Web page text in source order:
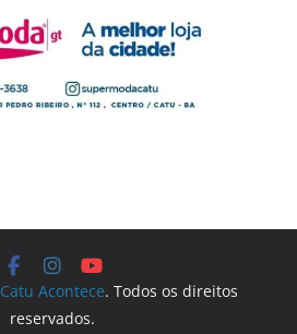
Catu Acontece. Todos os direitos
reservados.